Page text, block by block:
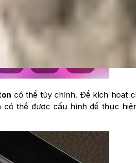
có thể tùy chỉnh. Để kích hoạt
thể được cấu hình để thực